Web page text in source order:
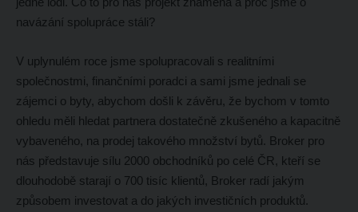
navázání spolupráce stáli?
V uplynulém roce jsme spolupracovali s realitními
společnostmi, finančními poradci a sami jsme jednali se
zájemci o byty, abychom došli k závěru, že bychom v tomto
ohledu měli hledat partnera dostatečně zkušeného a kapacitně
vybaveného, na prodej takového množství bytů. Broker pro
nás představuje sílu 2000 obchodníků po celé ČR, kteří se
dlouhodobě starají o 700 tisíc klientů, Broker radí jakým
způsobem investovat a do jakých investičních produktů.